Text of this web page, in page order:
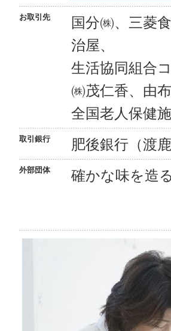
お取引先
国分㈱、三菱
治屋、
生活協同組合
㈱茂仁香、由
全国老人保健
取引銀行 肥後銀行（渡
外部団体 確かな味を造